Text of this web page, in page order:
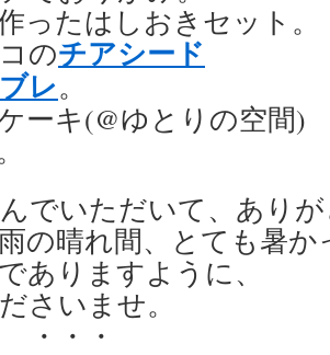
ったはしおきセット。
のチアシード
レ。
ーキ(@ゆとりの空間)
でいただいて、あり
の晴れ間、とても暑か
ありますように、
さいませ。
・・・